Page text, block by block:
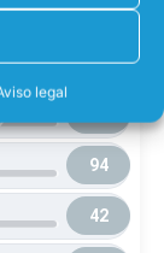
legal
3
2
94
42